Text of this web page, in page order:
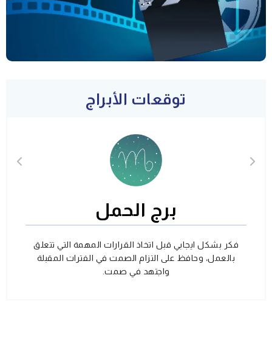
توقعات الأبراج
برج الحمل
فكر بشكل ايجابي قبل اتخاذ القرارات المهمة التي تتعلق
بالعمل، وحافظ على التزام الصمت في الفترات المقبلة
واجتهد في صمت.